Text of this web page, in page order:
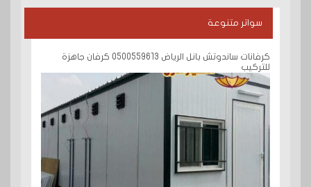
سواتر متنوعة
كرفانات ساندوتش بانل الرياض 0500559613 كرفان جاهزة
للتركيب